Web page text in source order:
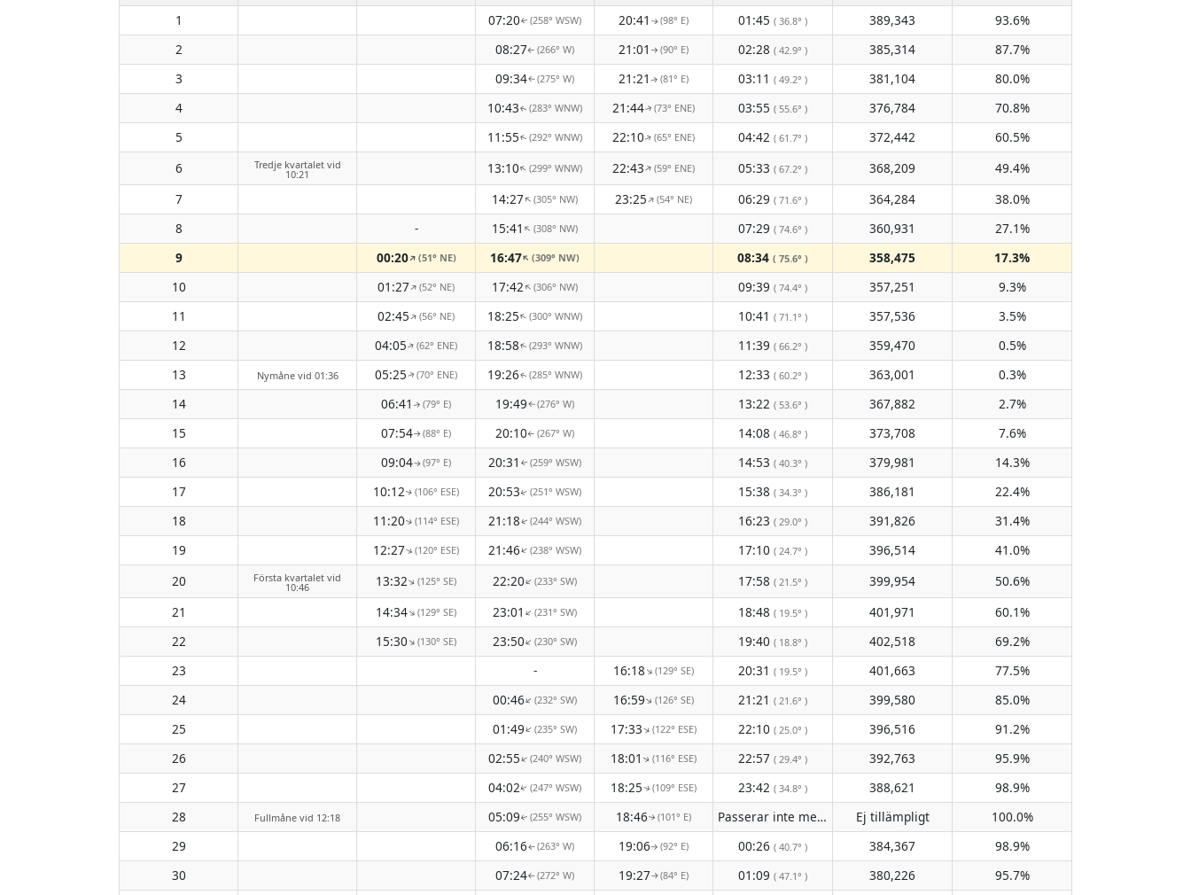
1
07:20↑(258° WSW) 20:41 ↑(98° E) 01:45 ( 36.8° ) 389,343
93.6%
2
08:27↑(266° W) 21:01 ↑ (90° E) 02:28 ( 42.9° ) 385,314
87.7%
3
09:34↑(275° W) 21:21 ↑(81° E) 03:11 ( 49.2° ) 381,104
80.0%
4
10:43↑(283° WNW) 21:44↑(73° ENE) 03:55 ( 55.6° ) 376,784
70.8%
5
11:55↑(292° WNW) 22:10↑(65° ENE) 04:42 ( 61.7° ) 372,442
60.5%
6
Tredje kvartalet vid
10:21 13:10↑(299° WNW) 22:43↑(59° ENE) 05:33 ( 67.2° ) 368,209
49.4%
7
14:27↑(305° NW) 23:25↑(54° NE) 06:29 ( 71.6° ) 364,284
38.0%
8
- 15:41↑(308° NW) 07:29 ( 74.6° ) 360,931
27.1%
9
00:20↑(51° NE) 16:47↑(309° NW) 08:34 ( 75.6° ) 358,475
17.3%
10
01:27↑(52° NE) 17:42↑(306° NW) 09:39 ( 74.4° ) 357,251
9.3%
11
02:45↑(56° NE) 18:25↑(300° WNW) 10:41 ( 71.1° ) 357,536
3.5%
12
04:05↑(62° ENE) 18:58↑(293° WNW) 11:39 ( 66.2° ) 359,470
0.5%
13
Nymåne vid 01:36 05:25↑(70° ENE) 19:26↑(285° WNW) 12:33 ( 60.2° ) 363,001
0.3%
14
06:41 ↑(79° E) 19:49↑(276° W) 13:22 ( 53.6° ) 367,882
2.7%
15
07:54↑(88° E) 20:10↑(267° W) 14:08 ( 46.8° ) 373,708
7.6%
16
09:04↑(97° E) 20:31 ↑(259° WSW) 14:53 ( 40.3° ) 379,981
14.3%
17
10:12↑(106° ESE) 20:53↑(251° WSW) 15:38 ( 34.3° ) 386,181
22.4%
18
11:20↑(114° ESE) 21:18↑(244° WSW) 16:23 ( 29.0° ) 391,826
31.4%
19
12:27↑(120° ESE) 21:46↑(238° WSW) 17:10 ( 24.7° ) 396,514
41.0%
20
Första kvartalet vid
10:46 13:32↑(125° SE) 22:20↑(233° SW) 17:58 ( 21.5° ) 399,954
50.6%
21
14:34↑(129° SE) 23:01↑(231° SW) 18:48 ( 19.5° ) 401,971
60.1%
22
15:30↑(130° SE) 23:50↑(230° SW) 19:40 ( 18.8° ) 402,518
69.2%
23
- 16:18↑(129° SE) 20:31 ( 19.5° ) 401,663
77.5%
24
00:46↑(232° SW) 16:59↑(126° SE) 21:21 ( 21.6° ) 399,580
85.0%
25
01:49↑(235° SW) 17:33↑(122° ESE) 22:10 ( 25.0° ) 396,516
91.2%
26
02:55↑(240° WSW) 18:01 ↑(116° ESE) 22:57 ( 29.4° ) 392,763
95.9%
27
04:02↑(247° WSW) 18:25↑(109° ESE) 23:42 ( 34.8° ) 388,621
98.9%
28
Fullmåne vid 12:18 05:09↑(255° WSW) 18:46↑(101° E) Passerar inte meridianen ( Ej tillämpligt )
Ej tillämpligt
100.0%
29
06:16↑(263° W) 19:06↑(92° E) 00:26 ( 40.7° ) 384,367
98.9%
30
07:24↑(272° W) 19:27↑(84° E) 01:09 ( 47.1° ) 380,226
95.7%